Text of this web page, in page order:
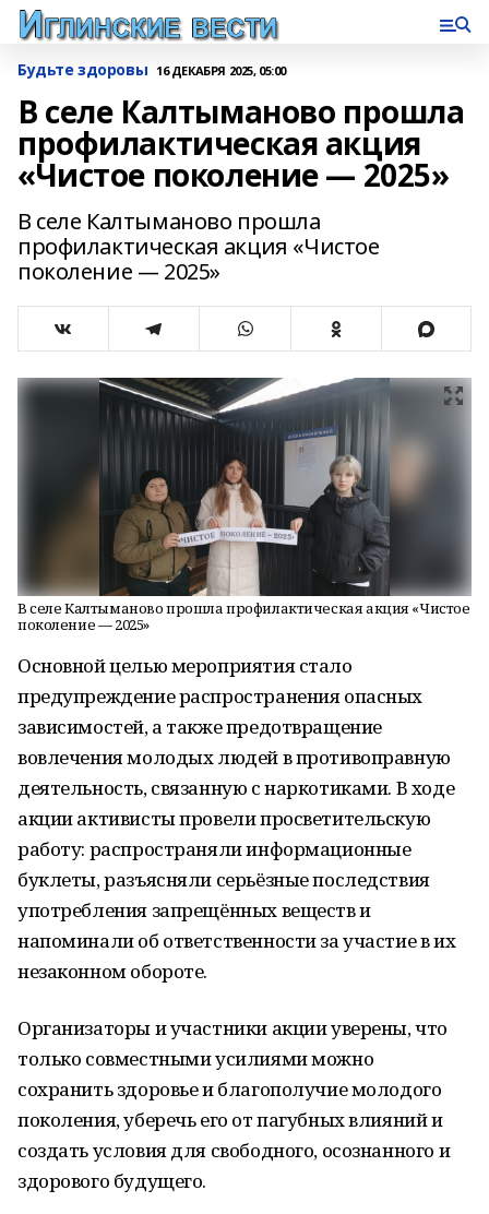
Будьте здоровы 16 ДЕКАБРЯ 2025, 05:00
В селе Калтыманово прошла
профилактическая акция
«Чистое поколение — 2025»
В селе Калтыманово прошла
профилактическая акция «Чистое
поколение — 2025»
В селе Калтыманово прошла профилактическая акция «Чистое
поколение — 2025»
Основной целью мероприятия стало
предупреждение распространения опасных
зависимостей, а также предотвращение
вовлечения молодых людей в противоправную
деятельность, связанную с наркотиками. В ходе
акции активисты провели просветительскую
работу: распространяли информационные
буклеты, разъясняли серьёзные последствия
употребления запрещённых веществ и
напоминали об ответственности за участие в их
незаконном обороте.
Организаторы и участники акции уверены, что
только совместными усилиями можно
сохранить здоровье и благополучие молодого
поколения, уберечь его от пагубных влияний и
создать условия для свободного, осознанного и
здорового будущего.